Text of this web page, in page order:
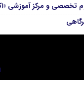
تخصصی و مرکز آموزشی